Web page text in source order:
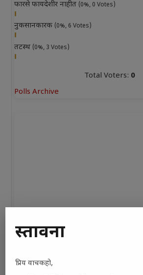
फारसे फायदेशीर नाहीत (0%, 0 Votes)
नुकसानकारक (0%, 6 Votes)
तटस्थ (0%, 3 Votes)
Total Voters: 0
Polls Archive
प्रस्तावना
प्रिय वाचकहो,